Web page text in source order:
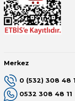
Merkez
0 (532) 308 48
0532 308 48 11